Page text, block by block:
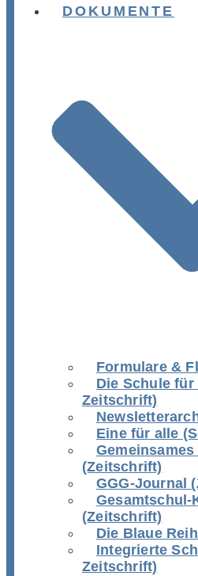
DOKUMENTE
Formulare &
Die Schule für
Zeitschrift)
Eine für alle
Gemeinsames
(Zeitschrift)
GGG-Journal
Gesamtschul-
(Zeitschrift)
Die Blaue
Integrierte
Zeitschrift)